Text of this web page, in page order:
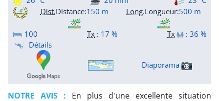
Dist.Distance:150 m Long.Longueur:500 m
100 Tx : 17 % Tx : 36 %
Détails
Diaporama
NOTRE AVIS : En plus d'une excellente situation